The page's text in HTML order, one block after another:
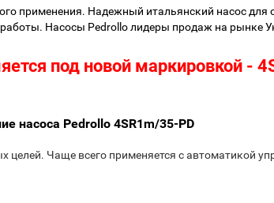
применения. Надежный итальянский насос для
Насосы Pedrollo лидеры продаж на рынке
под новой маркировкой -
насоса Pedrollo 4SR1m/35-PD
Чаще всего применяется с автоматикой